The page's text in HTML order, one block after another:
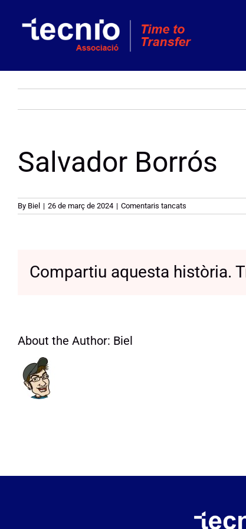
content
Salvador Borrós
By Biel | 26 de març de 2024 | Comentaris tancats
Salvador
Compartiu aquesta història.
About the Author: Biel